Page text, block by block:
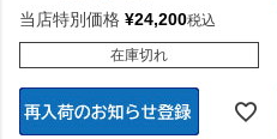
当店特別価格 ¥24,200税込
在庫切れ